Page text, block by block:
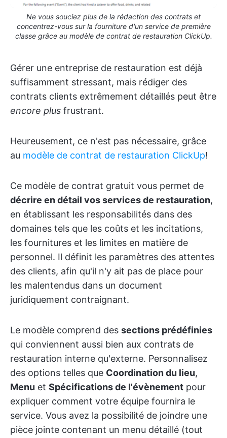
Ne vous souciez plus de la rédaction des contrats et
concentrez-vous sur la fourniture d'un service de première
classe grâce au modèle de contrat de restauration ClickUp.
Gérer une entreprise de restauration est déjà
suffisamment stressant, mais rédiger des
contrats clients extrêmement détaillés peut être
encore plus frustrant.
Heureusement, ce n'est pas nécessaire, grâce
au modèle de contrat de restauration ClickUp!
Ce modèle de contrat gratuit vous permet de
décrire en détail vos services de restauration,
en établissant les responsabilités dans des
domaines tels que les coûts et les incitations,
les fournitures et les limites en matière de
personnel. Il définit les paramètres des attentes
des clients, afin qu'il n'y ait pas de place pour
les malentendus dans un document
juridiquement contraignant.
Le modèle comprend des sections prédéfinies
qui conviennent aussi bien aux contrats de
restauration interne qu'externe. Personnalisez
des options telles que Coordination du lieu,
Menu et Spécifications de l'évènement pour
expliquer comment votre équipe fournira le
service. Vous avez la possibilité de joindre une
pièce jointe contenant un menu détaillé (tout